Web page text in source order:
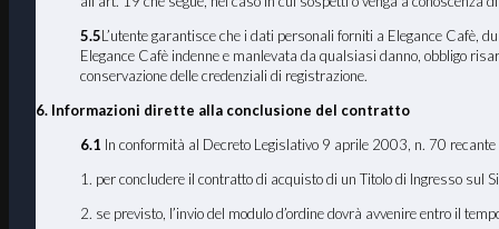
5.5L’utente garantisce che i dati personali forniti a Elegance Cafè,
Elegance Cafè indenne e manlevata da qualsiasi danno, obbligo
conservazione delle credenziali di registrazione.
6. Informazioni dirette alla conclusione del contratto
6.1 In conformità al Decreto Legislativo 9 aprile 2003, n. 70
1. per concludere il contratto di acquisto di un Titolo di Ingresso sul
2. se previsto, l’invio del modulo d’ordine dovrà avvenire entro il